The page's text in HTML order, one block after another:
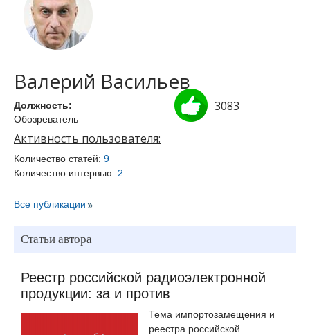
Валерий Васильев
3083
Должность:
Обозреватель
Активность пользователя:
Количество статей: 9
Количество интервью: 2
Все публикации
Статьи автора
Реестр российской радиоэлектронной
продукции: за и против
Тема импортозамещения и
реестра российской